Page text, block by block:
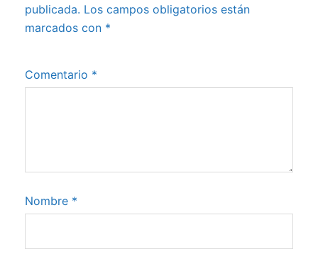
publicada. Los campos obligatorios están
marcados con *
Comentario *
Nombre *